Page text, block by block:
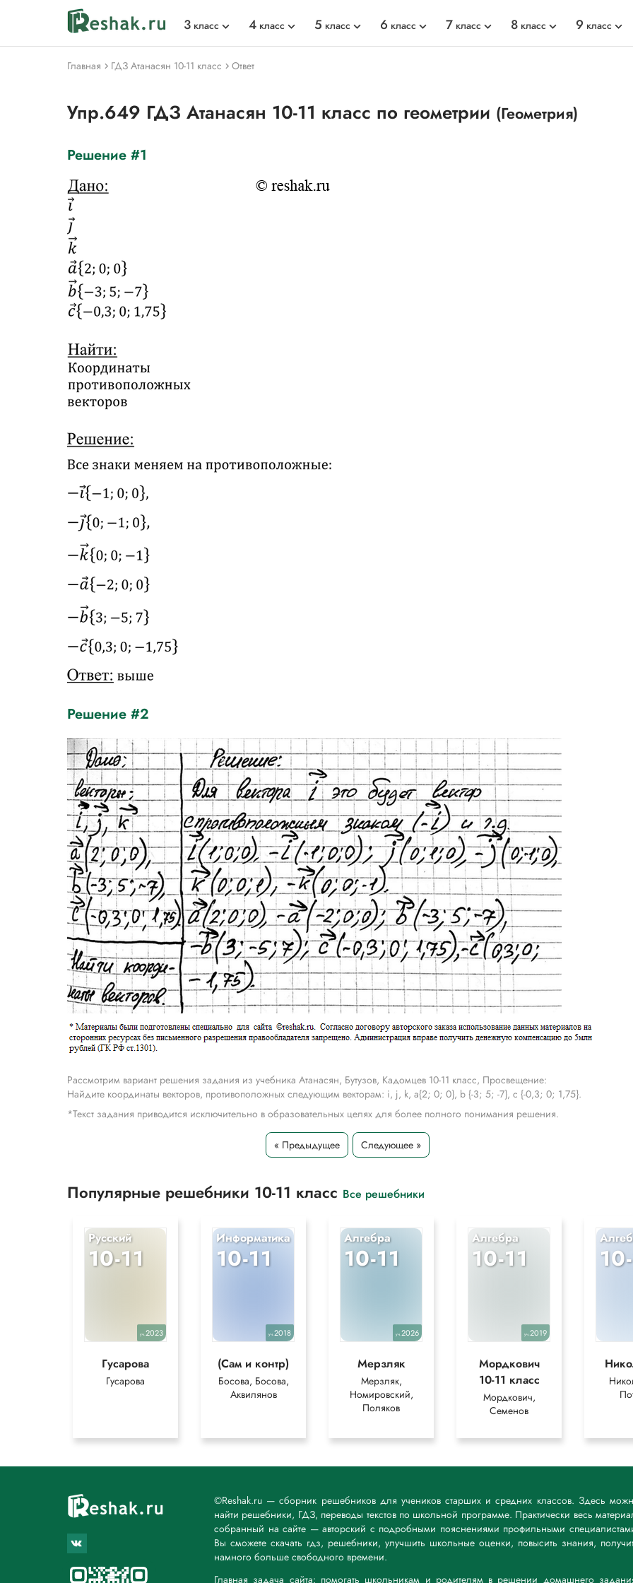
3 класс 4 класс 5 класс 6 класс 7 класс 8 класс 9 класс
Главная ГДЗ Атанасян 10-11 класс Ответ
Упр.649 ГДЗ Атанасян 10-11 класс по геометрии (Геометрия)
Решение #1
Решение #2
Рассмотрим вариант решения задания из учебника Атанасян, Бутузов, Кадомцев 10-11 класс, Просвещение:
Найдите координаты векторов, противоположных следующим векторам: i, j, k, a{2; 0; 0}, b {-3; 5; -7}, с {-0,3; 0; 1,75}.
*Текст задания приводится исключительно в образовательных целях для более полного понимания решения.
« Предыдущее Следующее »
Популярные решебники 10-11 класс Все решебники
Русский
10-11
уч.2023
Гусарова
Гусарова
Информатика
10-11
уч.2018
(Сам и контр)
Босова, Босова,
Аквилянов
Алгебра
10-11
уч.2026
Мерзляк
Мерзляк,
Номировский,
Поляков
Алгебра
10-11
уч.2019
Мордкович
10-11 класс
Мордкович,
Семенов
©Reshak.ru — сборник решебников для учеников старших и средних классов. Здесь
найти решебники, ГДЗ, переводы текстов по школьной программе. Практически весь
собранный на сайте — авторский с подробными пояснениями профильными
Вы сможете скачать гдз, решебники, улучшить школьные оценки, повысить знания,
намного больше свободного времени.
Главная задача сайта: помогать школьникам и родителям в решении домашнего